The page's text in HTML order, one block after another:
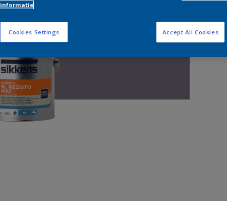
informatie
Cookies Settings Accept All Cookies